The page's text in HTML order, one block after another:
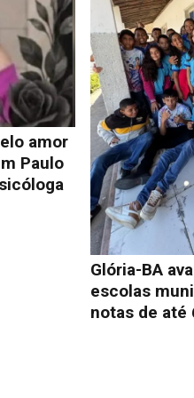
amor
Paulo
Glória-BA
escolas
notas de até